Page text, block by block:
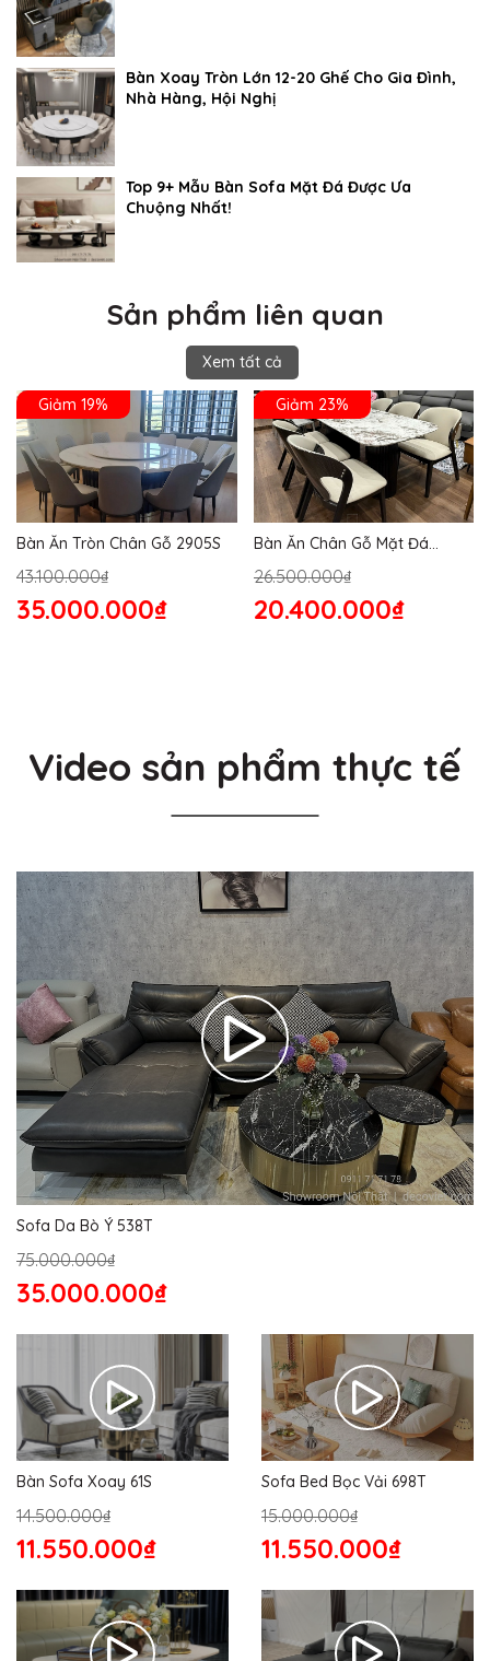
Bàn Xoay Tròn Lớn 12-20 Ghế Cho Gia Đình,
Nhà Hàng, Hội Nghị
Top 9+ Mẫu Bàn Sofa Mặt Đá Được Ưa
Chuộng Nhất!
Sản phẩm liên quan
Xem tất cả
Giảm 19%
Bàn Ăn Tròn Chân Gỗ 2905S
43.100.000₫
35.000.000₫
Giảm 23%
Bàn Ăn Chân Gỗ Mặt Đá
26.500.000₫
20.400.000₫
Video sản phẩm thực tế
Sofa Da Bò Ý 538T
75.000.000₫
35.000.000₫
Bàn Sofa Xoay 61S
14.500.000₫
11.550.000₫
Sofa Bed Bọc Vải 698T
15.000.000₫
11.550.000₫